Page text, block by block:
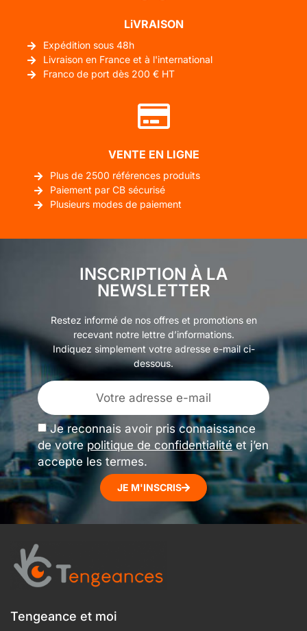
LiVRAISON
Expédition sous 48h
Livraison en France et à l'international
Franco de port dès 200 € HT
VENTE EN LIGNE
Plus de 2500 références produits
Paiement par CB sécurisé
Plusieurs modes de paiement
INSCRIPTION À LA
NEWSLETTER
Restez informé de nos offres et promotions en
recevant notre lettre d’informations.
Indiquez simplement votre adresse e-mail ci-
dessous.
Je reconnais avoir pris connaissance
de votre politique de confidentialitéet j’en
accepte les termes.
JE M'INSCRIS
Tengeance et moi